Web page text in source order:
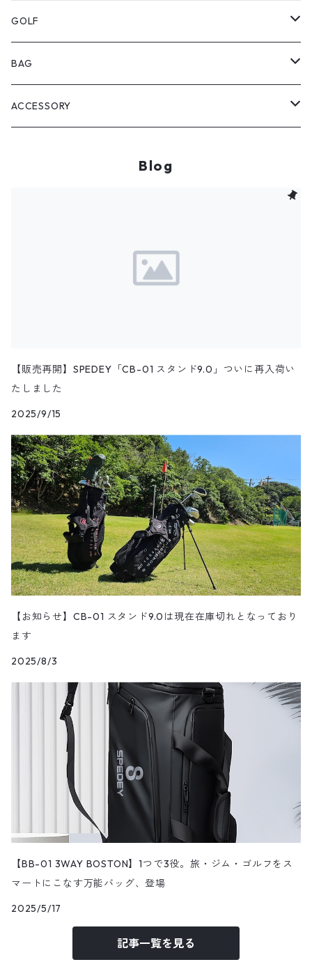
GOLF
キャディバッグ
BAG
ボストンバッグ
ACCESSORY
Blog
【販売再開】SPEDEY「CB-01 スタンド9.0」ついに再入荷い
たしました
2025/9/15
【お知らせ】CB-01 スタンド9.0は現在在庫切れとなっており
ます
2025/8/3
【BB-01 3WAY BOSTON】1つで3役。旅・ジム・ゴルフをス
マートにこなす万能バッグ、登場
2025/5/17
記事一覧を見る